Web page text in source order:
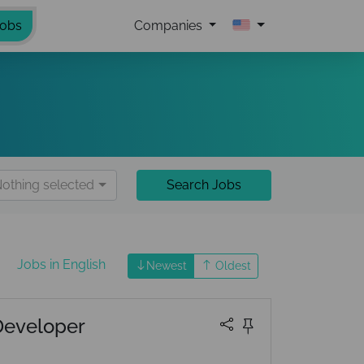
Companies
selected Search Jobs
Jobs in English Newest Oldest